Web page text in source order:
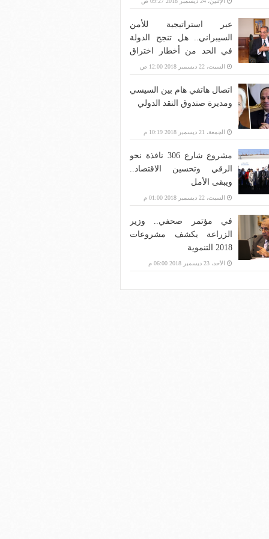
عبر استراتيجية للأمن
السيبراني.. هل تنجح الدولة
في الحد من أخطار اختراق
بنية الاتصالات؟
السبت، 22 ديسمبر 2018 12:00 ص
اتصال هاتفي هام بين السيسي
ومديرة صندوق النقد الدولي
الجمعة، 21 ديسمبر 2018 10:19 م
مشروع شارع 306 نافذة نحو
الرقي وتحسين الاقتصاد..
ويبقى الأمل
السبت، 22 ديسمبر 2018 01:00 م
في مؤتمر صحفي.. وزير
الزراعة يكشف مشروعات
2018 التنموية
الأحد، 23 ديسمبر 2018 06:00 م